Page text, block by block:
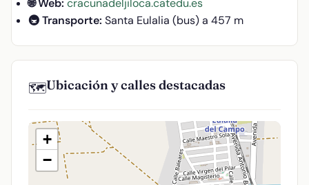
🌐 Web: cracunadeljiloca.catedu.es
🚇 Transporte: Santa Eulalia (bus) a 457 m
🗺️Ubicación y calles destacadas
+
−